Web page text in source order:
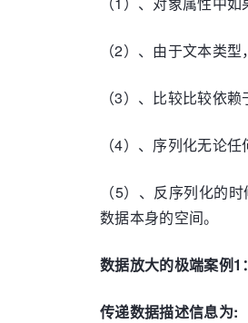
（2）、由于文本类
（3）、比较比较依
（4）、序列化无论
（5）、反序列化的
数据本身的空间。
数据放大的极端案例1：
传递数据描述信息为: